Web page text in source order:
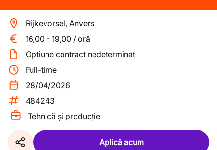
Rijkevorsel, Anvers
16,00 - 19,00 / oră
Optiune contract nedeterminat
Full-time
28/04/2026
484243
Tehnică și producție
Aplică acum